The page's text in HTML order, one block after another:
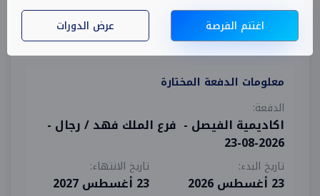
المواعيد
معلومات الدفعة المختارة
الدفعة:
اكاديمية الفيصل - فرع الملك فهد / رجال -
2026-08-23
تاريخ البدء:
23 أغسطس 2026
تاريخ الانتهاء:
23 أغسطس 2027
اغتنم الفرصة
عرض الدورات